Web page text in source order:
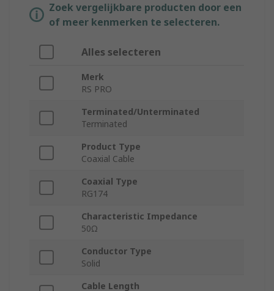
Zoek vergelijkbare producten door een
of meer kenmerken te selecteren.
Alles selecteren
Merk
RS PRO
Terminated/Unterminated
Terminated
Product Type
Coaxial Cable
Coaxial Type
RG174
Characteristic Impedance
50Ω
Conductor Type
Solid
Cable Length